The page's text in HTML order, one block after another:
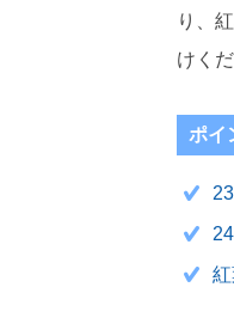
り、
けくだ
ポイ